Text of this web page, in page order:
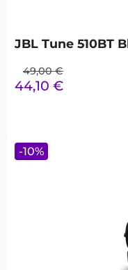
JBL Tune 510BT
49,00 €
44,10 €
-10%